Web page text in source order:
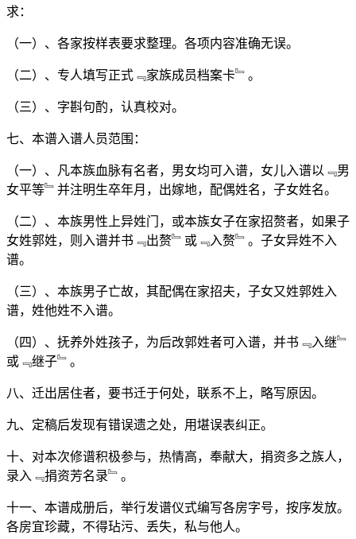
求：
（一）、各家按样表要求整理。各项内容准确无误。
（二）、专人填写正式﹃家族成员档案卡﹄。
（三）、字斟句酌，认真校对。
七、本谱入谱人员范围：
（一）、凡本族血脉有名者，男女均可入谱，女儿入谱以﹃男
女平等﹄并注明生卒年月，出嫁地，配偶姓名，子女姓名。
（二）、本族男性上异姓门，或本族女子在家招赘者，如果子
女姓郭姓，则入谱并书﹃出赘﹄或﹃入赘﹄。子女异姓不入
谱。
（三）、本族男子亡故，其配偶在家招夫，子女又姓郭姓入
谱，姓他姓不入谱。
（四）、抚养外姓孩子，为后改郭姓者可入谱，并书﹃入继﹄
或﹃继子﹄。
八、迁出居住者，要书迁于何处，联系不上，略写原因。
九、定稿后发现有错误遗之处，用堪误表纠正。
十、对本次修谱积极参与，热情高，奉献大，捐资多之族人，
录入﹃捐资芳名录﹄。
十一、本谱成册后，举行发谱仪式编写各房字号，按序发放。
各房宜珍藏，不得玷污、丢失，私与他人。